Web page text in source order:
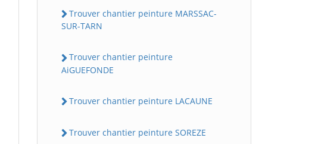
Trouver chantier peinture MARSSAC-
SUR-TARN
Trouver chantier peinture
AiGUEFONDE
Trouver chantier peinture LACAUNE
Trouver chantier peinture SOREZE